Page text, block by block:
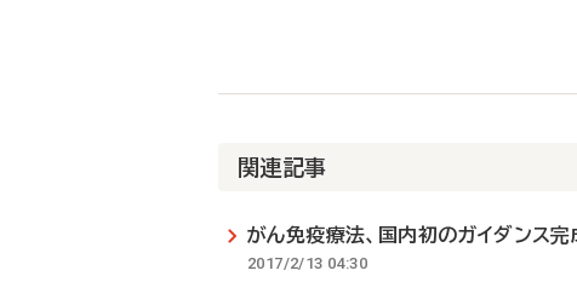
て
関連記事
がん免疫療法、国内初のガイダンス
2017/2/13 04:30